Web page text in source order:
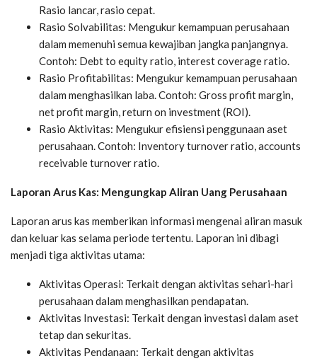
Rasio lancar, rasio cepat.
Rasio Solvabilitas: Mengukur kemampuan perusahaan
dalam memenuhi semua kewajiban jangka panjangnya.
Contoh: Debt to equity ratio, interest coverage ratio.
Rasio Profitabilitas: Mengukur kemampuan perusahaan
dalam menghasilkan laba. Contoh: Gross profit margin,
net profit margin, return on investment (ROI).
Rasio Aktivitas: Mengukur efisiensi penggunaan aset
perusahaan. Contoh: Inventory turnover ratio, accounts
receivable turnover ratio.
Laporan Arus Kas: Mengungkap Aliran Uang Perusahaan
Laporan arus kas memberikan informasi mengenai aliran masuk
dan keluar kas selama periode tertentu. Laporan ini dibagi
menjadi tiga aktivitas utama:
Aktivitas Operasi: Terkait dengan aktivitas sehari-hari
perusahaan dalam menghasilkan pendapatan.
Aktivitas Investasi: Terkait dengan investasi dalam aset
tetap dan sekuritas.
Aktivitas Pendanaan: Terkait dengan aktivitas